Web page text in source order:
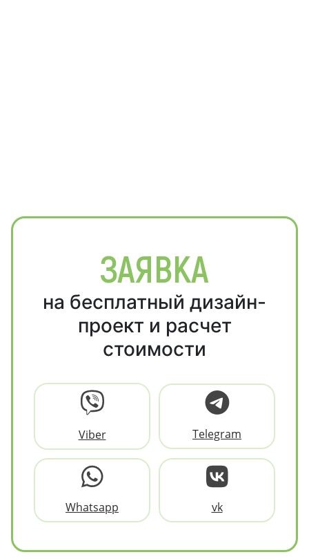
ЗАЯВКА
на бесплатный дизайн-
проект и расчет
стоимости
Viber Telegram
Whatsapp vk